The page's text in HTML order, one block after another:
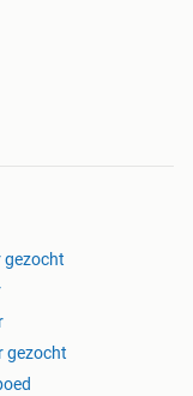
CV-
elektricien,
gevels,
klusser,
ramen,
stukadoor,
gezocht